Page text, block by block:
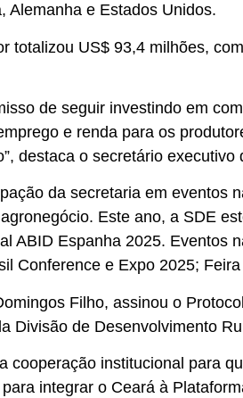
Alemanha e Estados Unidos.
totalizou US$ 93,4 milhões,
de seguir investindo em
e renda para os
destaca o secretário
da secretaria em
Este ano, a SDE
ABID Espanha 2025.
Conference e Expo 2025;
Filho, assinou o
Divisão de Desenvolvimento
cooperação institucional para
integrar o Ceará à